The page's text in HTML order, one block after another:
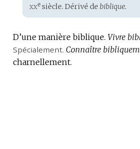
Étymologie
:
xxesiècle. Dérivé de biblique.
D’une manière biblique. Vivre
Spécialement. Connaître
charnellement.